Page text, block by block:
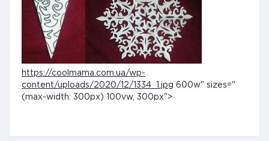
https://coolmama.com.ua/wp-
content/uploads/2020/12/1334_1.jpg 600w" sizes="
(max-width: 300px) 100vw, 300px">